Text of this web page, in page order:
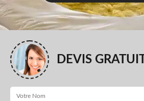
DEVIS